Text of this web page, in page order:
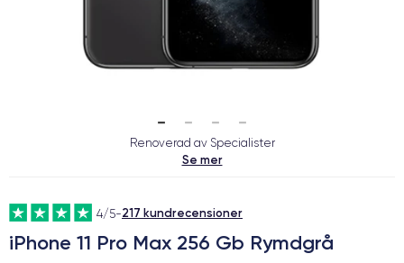
Renoverad av Specialister
Se mer
4/5-217 kundrecensioner
iPhone 11 Pro Max 256 Gb Rymdgrå